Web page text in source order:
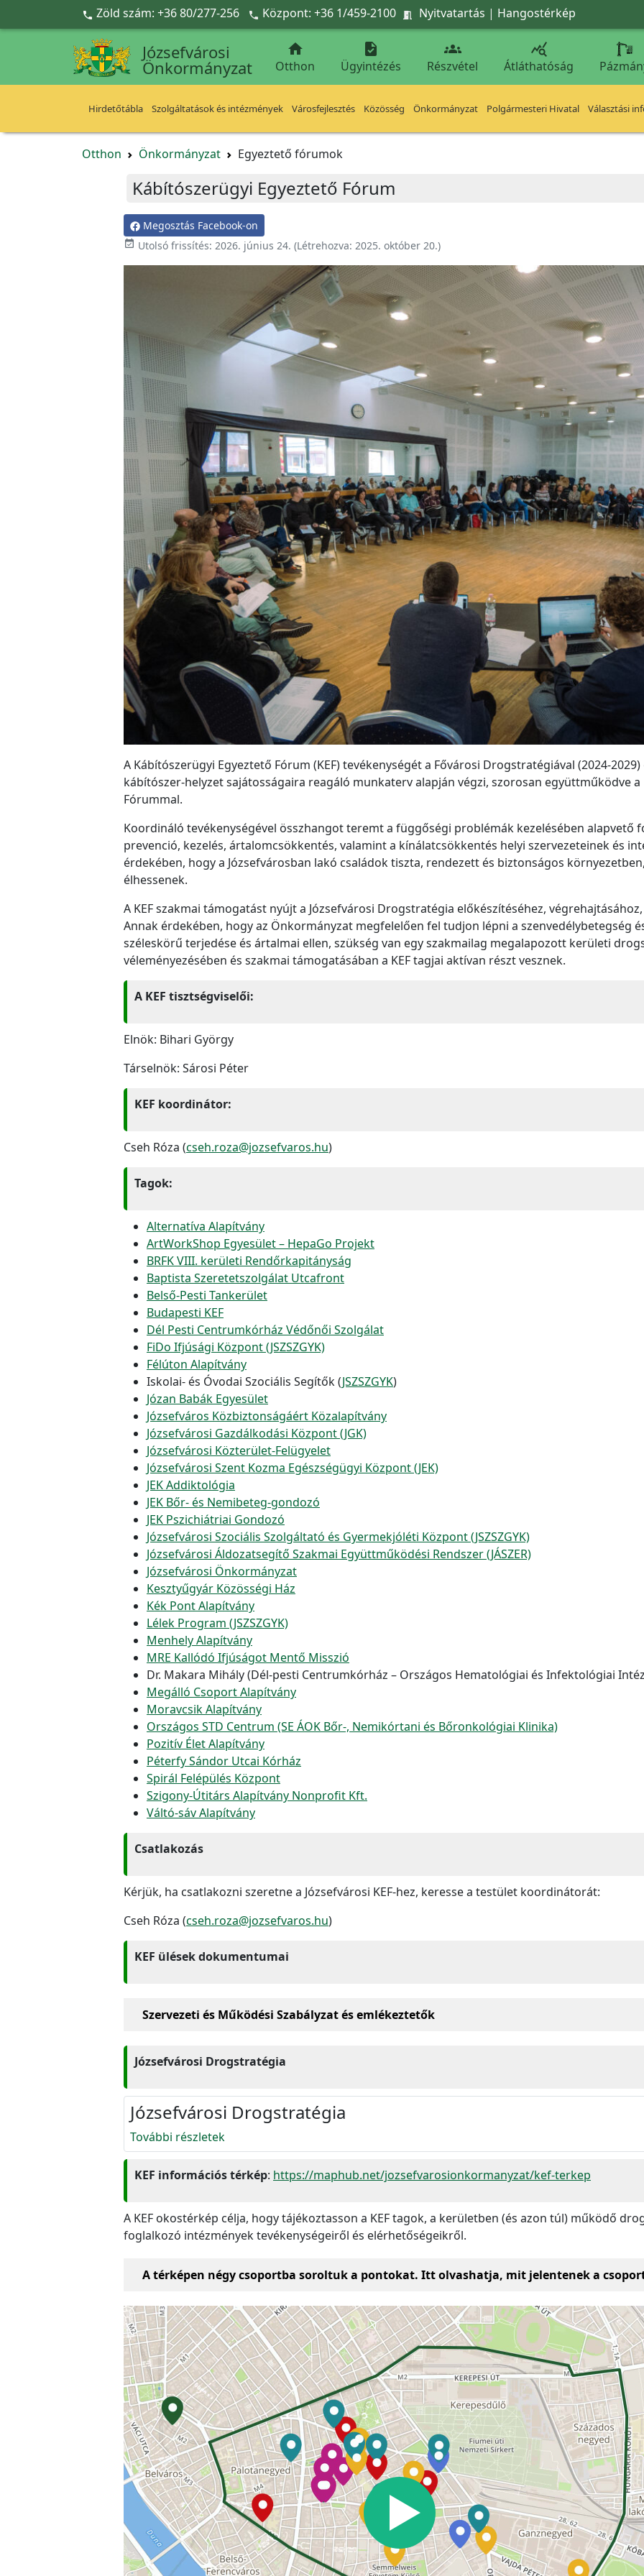
Ugrás a fő tartalomra
 Zöld szám: +36 80/277-256  Központ: +36 1/459-2100  Nyitvatartás | Hangostérkép
Józsefvárosi
Önkormányzat

Otthon

Ügyintézés

Részvétel

Átláthatóság
Hirdetőtábla Szolgáltatások és intézmények Városfejlesztés Közösség Önkormányzat Polgármesteri Hivatal Választási
Otthon Önkormányzat Egyeztető fórumok
Kábítószerügyi Egyeztető Fórum
Megosztás Facebook-on
event_available Utolsó frissítés: 2026. június 24. (Létrehozva: 2025. október 20.)
A Kábítószerügyi Egyeztető Fórum (KEF) tevékenységét a Fővárosi Drogstratégiával (2024-
kábítószer-helyzet sajátosságaira reagáló munkaterv alapján végzi, szorosan együttműködve
Fórummal.
Koordináló tevékenységével összhangot teremt a függőségi problémák kezelésében alapvető
prevenció, kezelés, ártalomcsökkentés, valamint a kínálatcsökkentés helyi szervezeteinek és
érdekében, hogy a Józsefvárosban lakó családok tiszta, rendezett és biztonságos
élhessenek.
A KEF szakmai támogatást nyújt a Józsefvárosi Drogstratégia előkészítéséhez,
Annak érdekében, hogy az Önkormányzat megfelelően fel tudjon lépni a szenvedélybetegség
széleskörű terjedése és ártalmai ellen, szükség van egy szakmailag megalapozott kerületi
véleményezésében és szakmai támogatásában a KEF tagjai aktívan részt vesznek.
A KEF tisztségviselői:
Elnök: Bihari György
Társelnök: Sárosi Péter
KEF koordinátor:
Cseh Róza (cseh.roza@jozsefvaros.hu)
Tagok:
Alternatíva Alapítvány
ArtWorkShop Egyesület – HepaGo Projekt
BRFK VIII. kerületi Rendőrkapitányság
Baptista Szeretetszolgálat Utcafront
Belső-Pesti Tankerület
Budapesti KEF
Dél Pesti Centrumkórház Védőnői Szolgálat
FiDo Ifjúsági Központ (JSZSZGYK)
Félúton Alapítvány
Iskolai- és Óvodai Szociális Segítők (JSZSZGYK)
Józan Babák Egyesület
Józsefváros Közbiztonságáért Közalapítvány
Józsefvárosi Gazdálkodási Központ (JGK)
Józsefvárosi Közterület-Felügyelet
Józsefvárosi Szent Kozma Egészségügyi Központ (JEK)
JEK Addiktológia
JEK Bőr- és Nemibeteg-gondozó
JEK Pszichiátriai Gondozó
Józsefvárosi Szociális Szolgáltató és Gyermekjóléti Központ (JSZSZGYK)
Józsefvárosi Áldozatsegítő Szakmai Együttműködési Rendszer (JÁSZER)
Józsefvárosi Önkormányzat
Kesztyűgyár Közösségi Ház
Kék Pont Alapítvány
Lélek Program (JSZSZGYK)
Menhely Alapítvány
MRE Kallódó Ifjúságot Mentő Misszió
Dr. Makara Mihály (Dél-pesti Centrumkórház – Országos Hematológiai és Infektológiai
Megálló Csoport Alapítvány
Moravcsik Alapítvány
Országos STD Centrum (SE ÁOK Bőr-, Nemikórtani és Bőronkológiai Klinika)
Pozitív Élet Alapítvány
Péterfy Sándor Utcai Kórház
Spirál Felépülés Központ
Szigony-Útitárs Alapítvány Nonprofit Kft.
Váltó-sáv Alapítvány
Csatlakozás
Kérjük, ha csatlakozni szeretne a Józsefvárosi KEF-hez, keresse a testület koordinátorát:
Cseh Róza (cseh.roza@jozsefvaros.hu)
KEF ülések dokumentumai
Szervezeti és Működési Szabályzat és emlékeztetők
Józsefvárosi Drogstratégia
Józsefvárosi Drogstratégia
További részletek
KEF információs térkép: https://maphub.net/jozsefvarosionkormanyzat/kef-terkep
A KEF okostérkép célja, hogy tájékoztasson a KEF tagok, a kerületben (és azon túl) működő
foglalkozó intézmények tevékenységeiről és elérhetőségeikről.
A térképen négy csoportba soroltuk a pontokat. Itt olvashatja, mit jelentenek a